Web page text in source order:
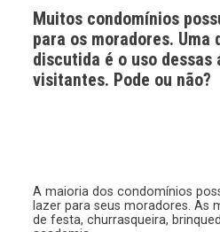
Muitos condomínios
para os moradores. Uma
discutida é o uso dessas
visitantes. Pode ou não?
A maioria dos condomínios
lazer para seus moradores. As
de festa, churrasqueira,